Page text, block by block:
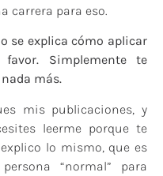
carrera para eso.
se explica cómo aplicar
Simplemente te
más.
mis publicaciones, y
leerme porque te
lo mismo, que es
“normal” para